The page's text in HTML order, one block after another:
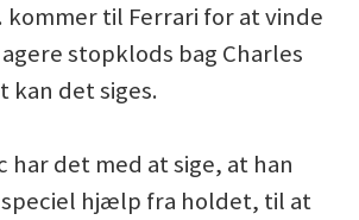
kommer til Ferrari for at vinde
stopklods bag Charles
kan det siges.
har det med at sige, at han
hjælp fra holdet, til at